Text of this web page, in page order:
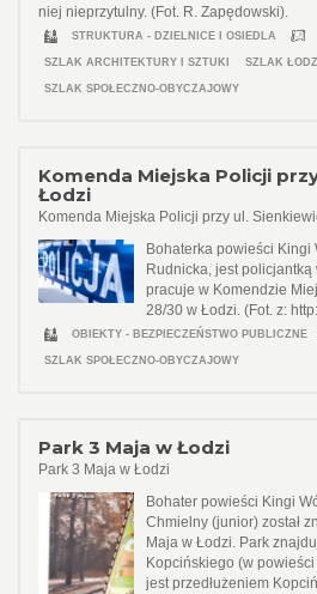
niej nieprzytulny. (Fot. R. Zapędowski).
STRUKTURA - DZIELNICE I OSIEDLA
SZLAK ARCHITEKTURY I SZTUKI SZLAK
SZLAK SPOŁECZNO-OBYCZAJOWY
Komenda Miejska Policji
Łodzi
Komenda Miejska Policji przy ul.
Bohaterka powieści Kingi
Rudnicka, jest
pracuje w Komendzie
28/30 w Łodzi. (Fot. z:
OBIEKTY - BEZPIECZEŃSTWO PUBLICZNE
SZLAK SPOŁECZNO-OBYCZAJOWY
Park 3 Maja w Łodzi
Park 3 Maja w Łodzi
Bohater powieści Kingi
Chmielny (junior) został
Maja w Łodzi. Park
Kopcińskiego (w
jest przedłużeniem